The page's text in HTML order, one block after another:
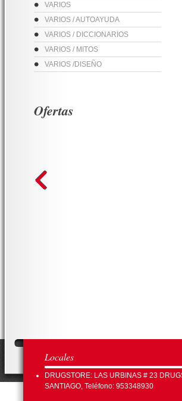
VARIOS
VARIOS / AUTOAYUDA
VARIOS / DICCIONARIOS
VARIOS / MITOS
VARIOS /DISEÑO
Ofertas
Locales
DRUGSTORE: LAS URBINAS # 23
SANTIAGO, Teléfono: 953348930